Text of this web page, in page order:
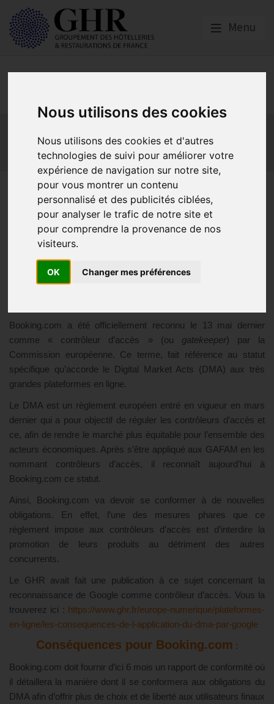
Nous utilisons des cookies
Nous utilisons des cookies et d'autres
technologies de suivi pour améliorer votre
expérience de navigation sur notre site,
pour vous montrer un contenu
personnalisé et des publicités ciblées,
pour analyser le trafic de notre site et
pour comprendre la provenance de nos
visiteurs.
OK Changer mes préférences
Menu
Economie collaborative
Innovation et digitalisation
Mon Parc Num
Informatique Europe
Les conséquences de
l’application du DMA par
Booking.com
Plateformes en ligne
Booking.com a été officiellement reconnu le 13 mai dernier
comme « contrôleur d’accès » (ou gatekeeper) par la
Commission européenne. Ce terme, fait référence au statut
spécifique qu’accorde le Digital Market Acts (DMA) aux très
grandes plateformes en ligne.
Le DMA est un règlement européen entré en vigueur en mars
dernier qui a pour objectif de réguler les contrôleurs d’accès et
ce, afin de rendre le marché plus équitable pour l’ensemble des
acteurs économiques. Après s’être appliqué aux GAFAM en les
nommant contrôleurs d’accès, il reconnaît aujourd’hui à
Booking.com ce statut.
Ainsi, Booking.com va devoir se conformer à de nouvelles
obligations. En effet, l’une des mesures phares que ce
règlement impose aux contrôleurs d’accès est d’interdire la
promotion de leurs produits au détriment des autres
concurrents.
Le GHR avait fait une publication à ce sujet concernant la
reconnaissance de Google comme contrôleur d’accès. Vous la
trouverez ici : https://www.ghr.fr/europe-numerique/plateformes-
en-ligne/les-consequences-de-l-application-du-dma-par-google
Conséquences pour Booking.com :
Booking.com doit fournir d’ici 6 mois un rapport de conformité où
il détaillera la manière dont il se conformera aux obligations du
DMA afin d’offrir plus de choix et de liberté aux utilisateurs finaux